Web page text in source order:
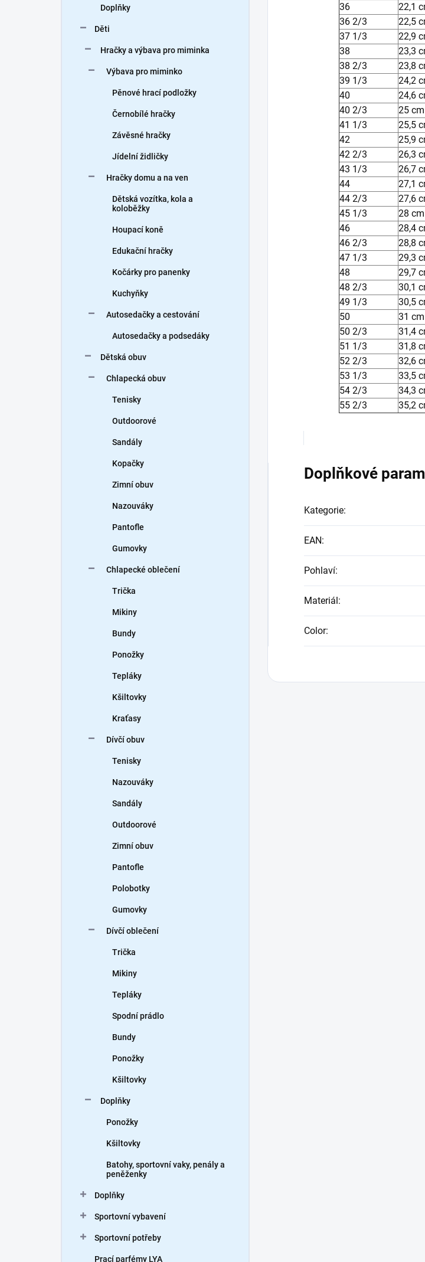
Doplňky
Děti
Hračky a výbava pro miminka
Výbava pro miminko
Pěnové hrací podložky
Černobílé hračky
Závěsné hračky
Jídelní židličky
Hračky domu a na ven
Dětská vozítka, kola a
koloběžky
Houpací koně
Edukační hračky
Kočárky pro panenky
Kuchyňky
Autosedačky a cestování
Autosedačky a podsedáky
Dětská obuv
Chlapecká obuv
Tenisky
Outdoorové
Sandály
Kopačky
Zimní obuv
Nazouváky
Pantofle
Gumovky
Chlapecké oblečení
Trička
Mikiny
Bundy
Ponožky
Tepláky
Kšiltovky
Kraťasy
Dívčí obuv
Tenisky
Nazouváky
Sandály
Outdoorové
Zimní obuv
Pantofle
Polobotky
Gumovky
Dívčí oblečení
Trička
Mikiny
Tepláky
Spodní prádlo
Bundy
Ponožky
Kšiltovky
Doplňky
Ponožky
Kšiltovky
Batohy, sportovní vaky, penály a
peněženky
Doplňky
Sportovní vybavení
Sportovní potřeby
Prací parfémy LYA
36
22,1
36 2/3
22,5
37 1/3
22,9
38
23,3
38 2/3
23,8
39 1/3
24,2
40
24,6
40 2/3
25 cm
41 1/3
25,5
42
25,9
42 2/3
26,3
43 1/3
26,7
44
27,1
44 2/3
27,6
45 1/3
28 cm
46
28,4
46 2/3
28,8
47 1/3
29,3
48
29,7
48 2/3
30,1
49 1/3
30,5
50
31 cm
50 2/3
31,4
51 1/3
31,8
52 2/3
32,6
53 1/3
33,5
54 2/3
34,3
55 2/3
35,2
Doplňkové
Kategorie:
EAN:
Pohlaví:
Materiál:
Color: